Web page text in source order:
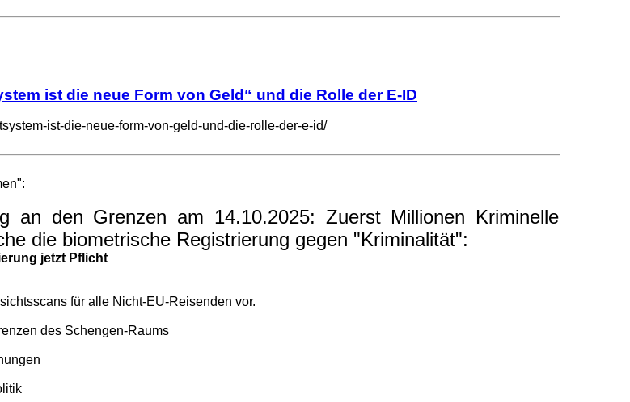
ist die neue Form von Geld“ und die Rolle der E-ID
ist-die-neue-form-von-geld-und-die-rolle-der-e-id/
an den Grenzen am 14.10.2025: Zuerst Millionen Kriminelle
die biometrische Registrierung gegen "Kriminalität":
jetzt Pflicht
für alle Nicht-EU-Reisenden vor.
des Schengen-Raums